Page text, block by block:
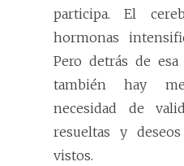
participa. El
hormonas
Pero detrás de
también hay
necesidad de
resueltas y
vistos.